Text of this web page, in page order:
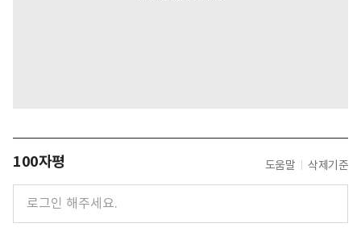
100자평 도움말 삭제기준